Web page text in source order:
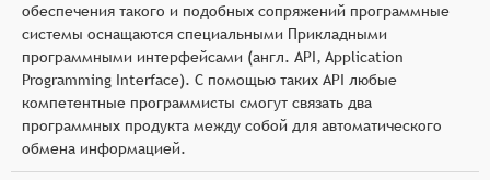
обеспечения такого и подобных сопряжений программные
системы оснащаются специальными Прикладными
программными интерфейсами (англ. API, Application
Programming Interface). С помощью таких API любые
компетентные программисты смогут связать два
программных продукта между собой для автоматического
обмена информацией.